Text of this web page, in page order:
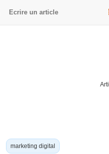
line
Ecrire un article
marketing digital